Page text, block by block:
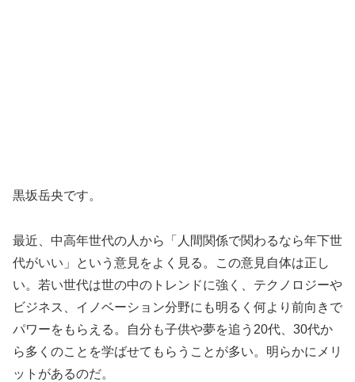
黒坂岳央です。
最近、中高年世代の人から「人間関係で関わるなら年下世
代がいい」という意見をよく見る。この意見自体は正し
い。若い世代は世の中のトレンドに強く、テクノロジーや
ビジネス、イノベーション分野にも明るく何より前向きで
パワーをもらえる。自分も子供や夢を追う20代、30代か
ら多くのことを学ばせてもらうことが多い。明らかにメリ
ットがあるのだ。